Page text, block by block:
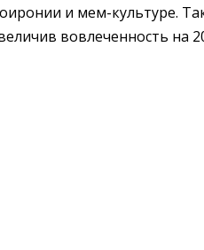
и мем-культуре.
вовлеченность на